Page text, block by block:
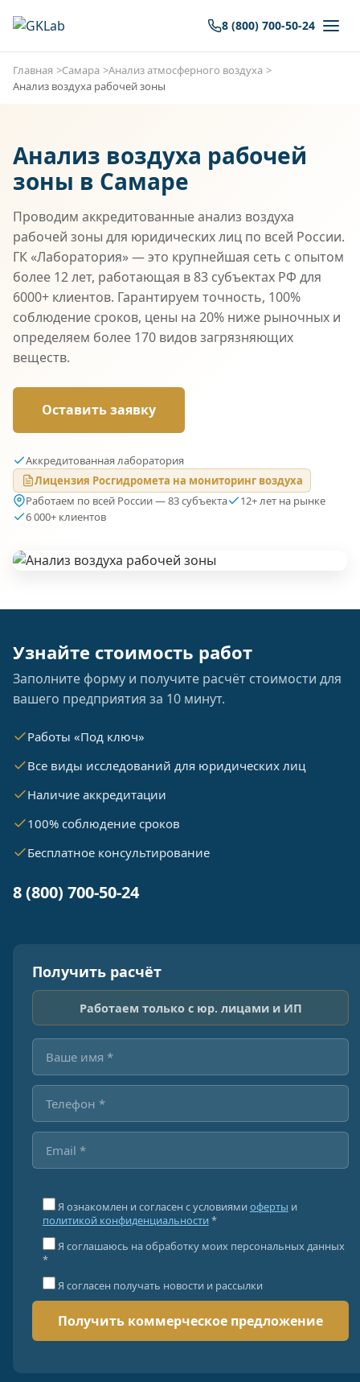
8 (800) 700-50-24
Главная Самара
Анализ атмосферного воздуха
Анализ воздуха рабочей зоны
Анализ воздуха рабочей
зоны в Самаре
Проводим аккредитованные анализ воздуха
рабочей зоны для юридических лиц по всей России.
ГК «Лаборатория» — это крупнейшая сеть с опытом
более 12 лет, работающая в 83 субъектах РФ для
6000+ клиентов. Гарантируем точность, 100%
соблюдение сроков, цены на 20% ниже рыночных и
определяем более 170 видов загрязняющих
веществ.
Оставить заявку
Аккредитованная лаборатория
Лицензия Росгидромета на мониторинг воздуха
Работаем по всей России — 83 субъекта
12+ лет на рынке
6 000+ клиентов
Узнайте стоимость работ
Заполните форму и получите расчёт стоимости для
вашего предприятия за 10 минут.
Работы «Под ключ»
Все виды исследований для юридических лиц
Наличие аккредитации
100% соблюдение сроков
Бесплатное консультирование
8 (800) 700-50-24
Получить расчёт
Работаем только с юр. лицами и ИП
Я ознакомлен и согласен с условиями оферты и
политикой конфиденциальности *
Я соглашаюсь на обработку моих персональных данных
*
Я согласен получать новости и рассылки